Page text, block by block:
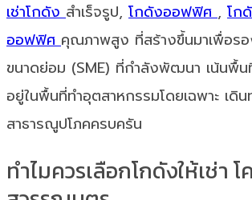
เช่าโกดังสำเร็จรูป, โกดังออฟฟิศ, โก
ออฟฟิศคุณภาพสูง ที่สร้างขึ้นมาเพื่อร
ขนาดย่อม (SME) ที่กำลังพัฒนา เน้นพื้น
อยู่ในพื้นที่ทำอุตสาหกรรมโดยเฉพาะ เดิ
สาธารณูปโภคครบครัน
ทำไมควรเลือกโกดังให้เช่า